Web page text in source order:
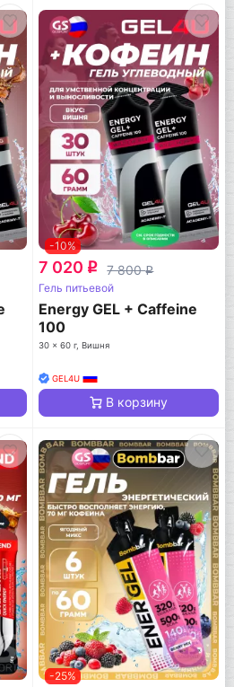
-10%
7 020 q 7 800q
Гель питьевой
Energy GEL + Caffeine
100
30 x 60 г, Вишня
GEL4U
В корзину
-25%